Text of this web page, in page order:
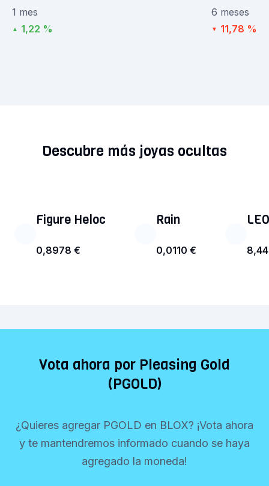
1 mes
▲ 1,22 %
6 meses
▼ 11,78 %
Descubre más joyas ocultas
Figure Heloc
0,8978 €
Rain
0,0110 €
Vota ahora por Pleasing Gold
(PGOLD)
¿Quieres agregar PGOLD en BLOX? ¡Vota ahora
y te mantendremos informado cuando se haya
agregado la moneda!